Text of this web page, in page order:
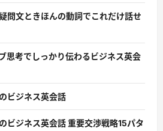
問文ときほんの動詞でこれだけ話せ
思考でしっかり伝わるビジネス英会
ビジネス英会話
ビジネス英会話 重要交渉戦略15パタ